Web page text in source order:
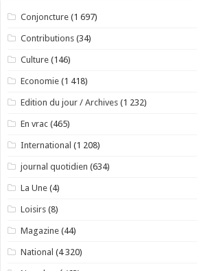
Conjoncture(1 697)
Contributions(34)
Culture(146)
Economie(1 418)
Edition du jour / Archives(1 232)
En vrac(465)
International (1 208)
journal quotidien (634)
La Une(4)
Loisirs(8)
Magazine(44)
National (4 320)